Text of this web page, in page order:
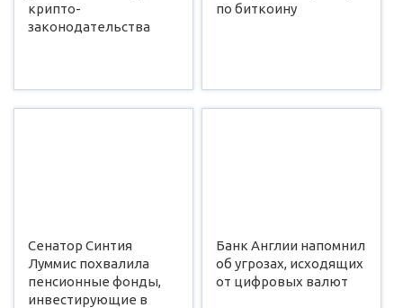
крипто-
законодательства
по биткоину
Сенатор Синтия
Луммис похвалила
пенсионные фонды,
инвестирующие в
Банк Англии напомнил
об угрозах, исходящих
от цифровых валют